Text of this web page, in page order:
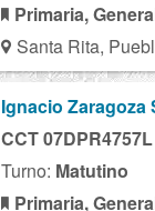
Primaria,
Santa Rita,
Ignacio Zaragoza
CCT 07DPR4757L
Turno: Matutino
Primaria,